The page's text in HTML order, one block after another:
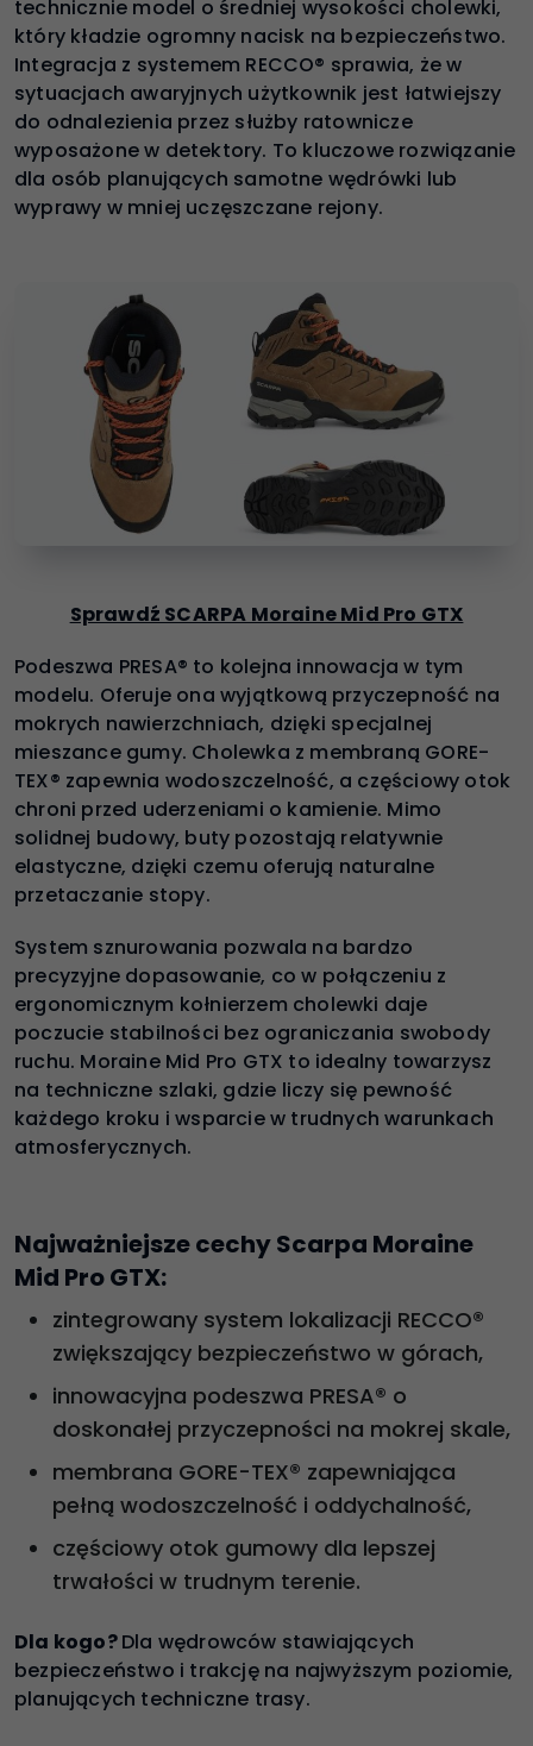
technicznie model o średniej wysokości cholewki,
który kładzie ogromny nacisk na bezpieczeństwo.
Integracja z systemem RECCO® sprawia, że w
sytuacjach awaryjnych użytkownik jest łatwiejszy
do odnalezienia przez służby ratownicze
wyposażone w detektory. To kluczowe rozwiązanie
dla osób planujących samotne wędrówki lub
wyprawy w mniej uczęszczane rejony.
Sprawdź SCARPA Moraine Mid Pro GTX
Podeszwa PRESA® to kolejna innowacja w tym
modelu. Oferuje ona wyjątkową przyczepność na
mokrych nawierzchniach, dzięki specjalnej
mieszance gumy. Cholewka z membraną GORE-
TEX® zapewnia wodoszczelność, a częściowy otok
chroni przed uderzeniami o kamienie. Mimo
solidnej budowy, buty pozostają relatywnie
elastyczne, dzięki czemu oferują naturalne
przetaczanie stopy.
System sznurowania pozwala na bardzo
precyzyjne dopasowanie, co w połączeniu z
ergonomicznym kołnierzem cholewki daje
poczucie stabilności bez ograniczania swobody
ruchu. Moraine Mid Pro GTX to idealny towarzysz
na techniczne szlaki, gdzie liczy się pewność
każdego kroku i wsparcie w trudnych warunkach
atmosferycznych.
Najważniejsze cechy Scarpa Moraine
Mid Pro GTX:
zintegrowany system lokalizacji RECCO®
zwiększający bezpieczeństwo w górach,
innowacyjna podeszwa PRESA® o
doskonałej przyczepności na mokrej skale,
membrana GORE-TEX® zapewniająca
pełną wodoszczelność i oddychalność,
częściowy otok gumowy dla lepszej
trwałości w trudnym terenie.
Dla kogo?Dla wędrowców stawiających
bezpieczeństwo i trakcję na najwyższym poziomie,
planujących techniczne trasy.